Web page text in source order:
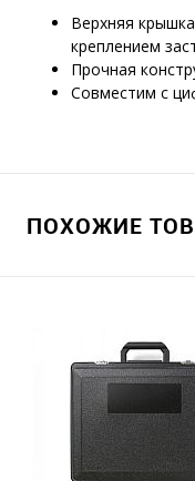
Верхняя
креплением
Прочная
Совместим с
ПОХОЖИЕ